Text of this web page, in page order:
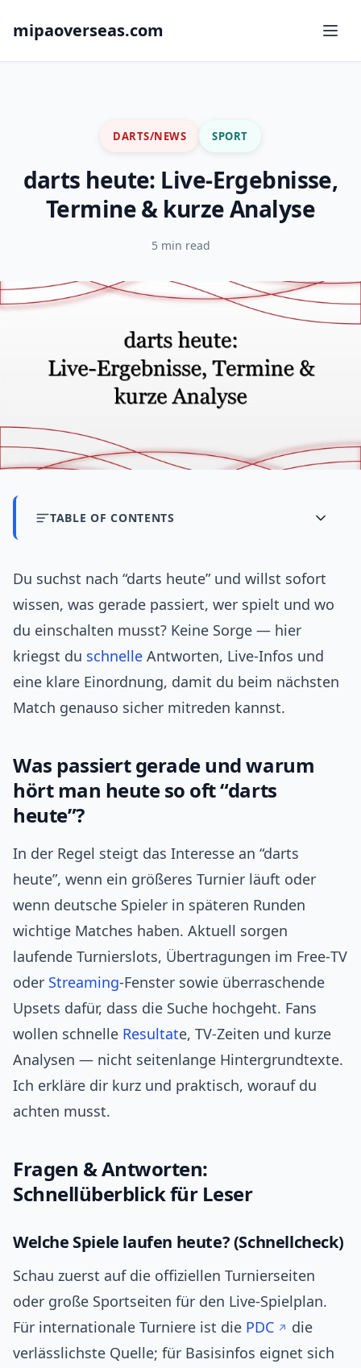
mipaoverseas.com
DARTS/NEWS SPORT
darts heute: Live-Ergebnisse,
Termine & kurze Analyse
5 min read
TABLE OF CONTENTS
Du suchst nach “darts heute” und willst sofort
wissen, was gerade passiert, wer spielt und wo
du einschalten musst? Keine Sorge — hier
kriegst du schnelle Antworten, Live‑Infos und
eine klare Einordnung, damit du beim nächsten
Match genauso sicher mitreden kannst.
Was passiert gerade und warum
hört man heute so oft “darts
heute”?
In der Regel steigt das Interesse an “darts
heute”, wenn ein größeres Turnier läuft oder
wenn deutsche Spieler in späteren Runden
wichtige Matches haben. Aktuell sorgen
laufende Turnierslots, Übertragungen im Free‑TV
oder Streaming‑Fenster sowie überraschende
Upsets dafür, dass die Suche hochgeht. Fans
wollen schnelle Resultate, TV‑Zeiten und kurze
Analysen — nicht seitenlange Hintergrundtexte.
Ich erkläre dir kurz und praktisch, worauf du
achten musst.
Fragen & Antworten:
Schnellüberblick für Leser
Welche Spiele laufen heute? (Schnellcheck)
Schau zuerst auf die offiziellen Turnierseiten
oder große Sportseiten für den Live‑Spielplan.
Für internationale Turniere ist die PDC
die
verlässlichste Quelle; für Basisinfos eignet sich